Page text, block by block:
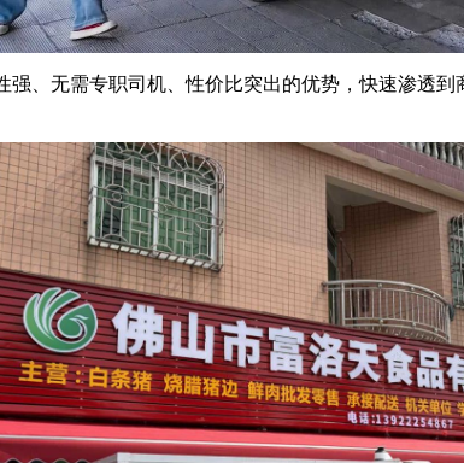
、无需专职司机、性价比突出的优势，快速渗透